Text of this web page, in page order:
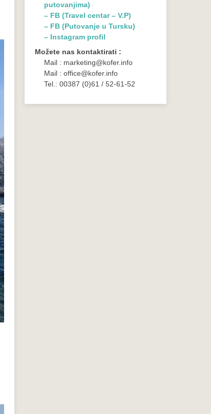
putovanjima)
– FB (Travel centar – V.P)
– FB (Putovanje u Tursku)
– Instagram profil
Možete nas kontaktirati :
Mail : marketing@kofer.info
Mail : office@kofer.info
Tel.: 00387 (0)61 / 52-61-52